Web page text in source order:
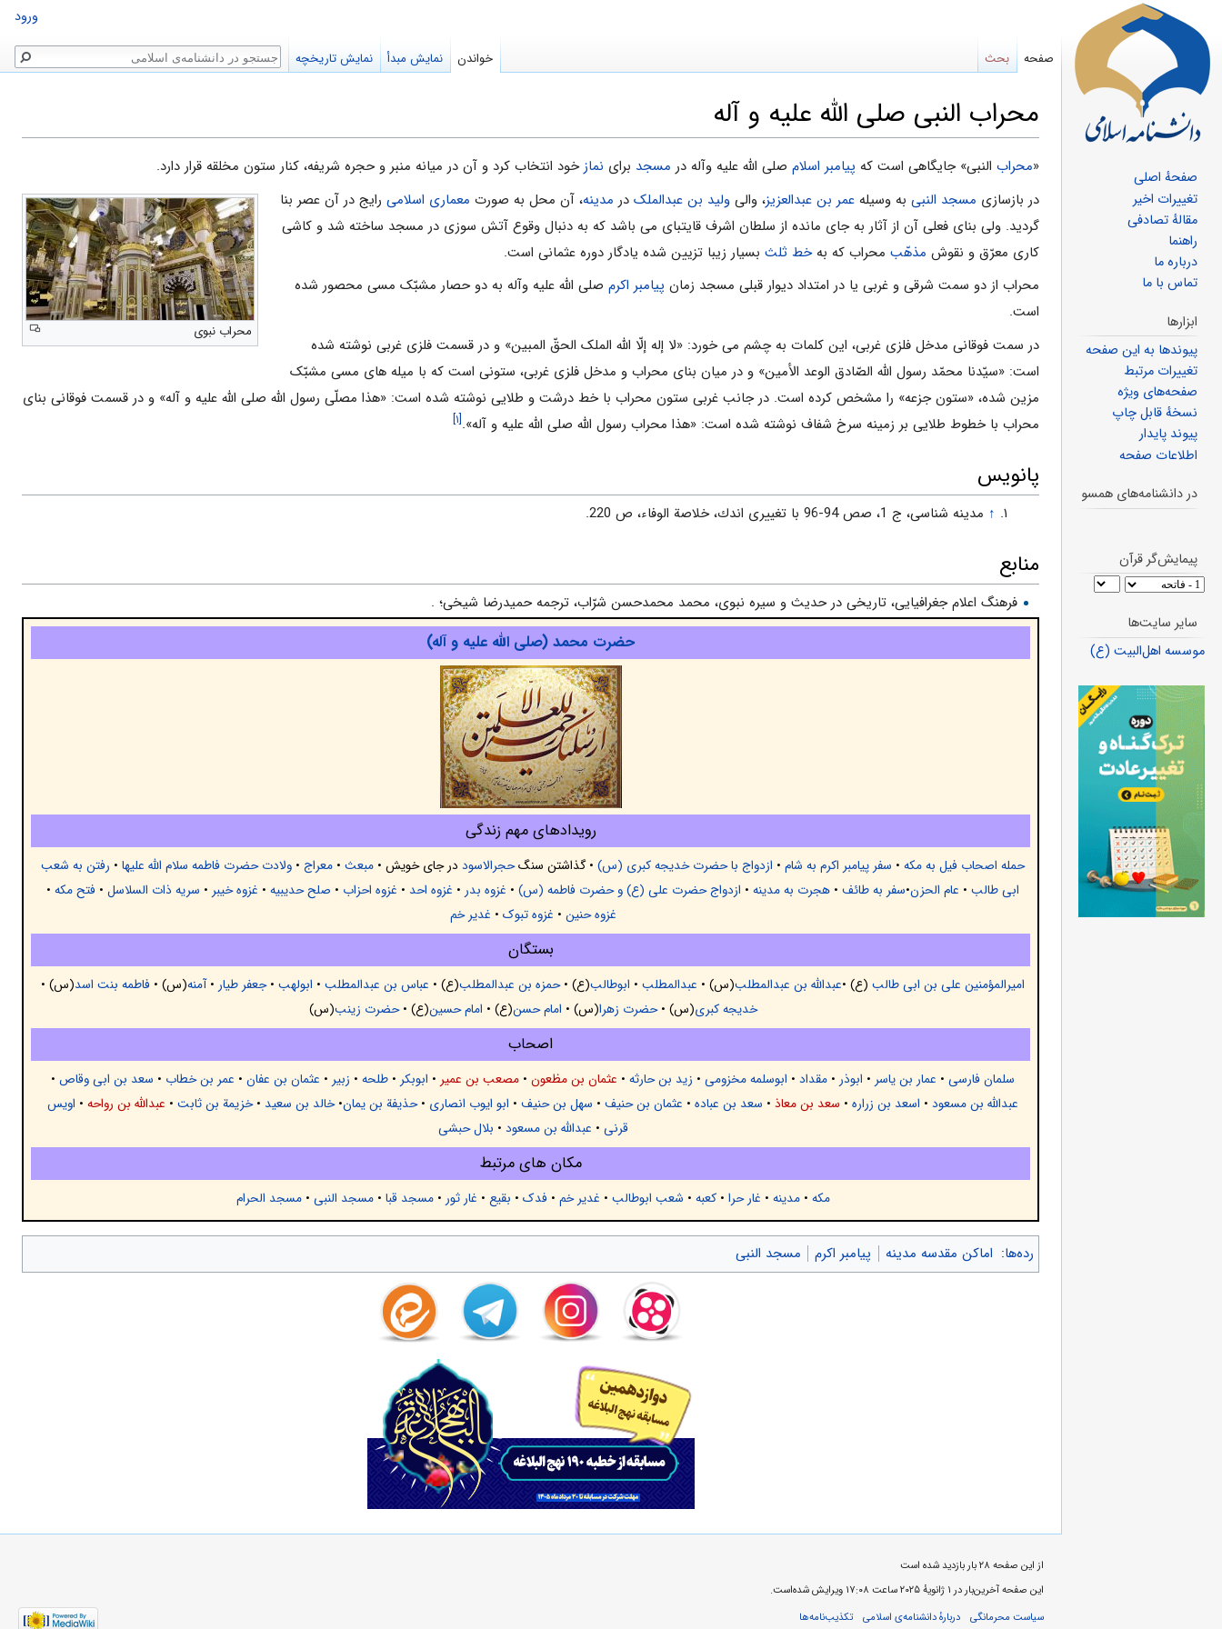
محراب النبى صلى الله عليه و آله
پرش
به
ناوبری
پرش
به
جستجو
«محراب النبی» جایگاهى است که پیامبر اسلام صلى الله علیه وآله در مسجد براى نمازخود انتخاب کرد و آن در میانه منبر و حجره شریفه، کنار ستون مخلقه قرار دارد.
محراب نبوی
در بازسازى مسجد النبى به وسیله عمر بن عبدالعزیز، والى ولید بن عبدالملک در مدینه، آن محل به صورت معمارى اسلامى رایج در آن عصر بنا
گردید. ولى بناى فعلى آن از آثار به جاى مانده از سلطان اشرف قایتباى مى باشد که به دنبال وقوع آتش سوزى در مسجد ساخته شد و کاشى
کارى معرّق و نقوش مذهّب محراب که بهخط ثلث بسیار زیبا تزیین شده یادگار دوره عثمانى است.
محراب از دو سمت شرقى و غربى یا در امتداد دیوار قبلى مسجد زمان پیامبر اکرم صلى الله علیه وآله به دو حصار مشبّک مسى محصور شده
است.
در سمت فوقانى مدخل فلزى غربى، این کلمات به چشم مى خورد: «لا إله إلّا اللّه الملک الحقّ المبین» و در قسمت فلزى غربى نوشته شده
است: «سیّدنا محمّد رسول اللّه الصّادق الوعد الأمین» و در میان بناى محراب و مدخل فلزى غربى، ستونى است که با میله هاى مسى مشبّک
مزین شده، «ستون جزعه» را مشخص کرده است. در جانب غربى ستون محراب با خط درشت و طلایى نوشته شده است: «هذا مصلّى رسول الله صلى الله علیه و آله» و در قسمت فوقانى بناى
محراب با خطوط طلایى بر زمینه سرخ شفاف نوشته شده است: «هذا محراب رسول الله صلى الله علیه و آله».[۱]
پانویس
↑ مدینه شناسى، ج 1، صص 94-96 با تغییرى اندك، خلاصة الوفاء، ص 220.
منابع
فرهنگ اعلام جغرافیایى، تاریخى در حدیث و سیره نبوى، محمد محمدحسن شرّاب، ترجمه حمیدرضا شیخی؛ .
حضرت محمد (صلی الله علیه و آله)
رویدادهای مهم زندگی
حمله اصحاب فیل به مکه • سفر پیامبر اکرم به شام • ازدواج با حضرت خدیجه کبری (س) • گذاشتن سنگحجرالاسود در جای خویش • مبعث • معراج • ولادت حضرت فاطمه سلام الله علیها • رفتن به شعب
ابی طالب • عام الحزن•سفر به طائف • هجرت به مدینه • ازدواج حضرت علی (ع) و حضرت فاطمه (س) • غزوه بدر • غزوه احد • غزوه احزاب • صلح حدیبیه • غزوه خیبر • سریه ذات السلاسل • فتح مکه •
غزوه حنین • غزوه تبوک • غدیر خم
بستگان
امیرالمؤمنین علی بن ابی طالب (ع) •عبدالله بن عبدالمطلب(س) • عبدالمطلب • ابوطالب(ع) •حمزه بن عبدالمطلب(ع) • عباس بن عبدالمطلب • ابولهب •جعفر طیار •آمنه(س) • فاطمه بنت اسد(س) •
خدیجه کبری(س) •حضرت زهرا(س) • امام حسن(ع) • امام حسین(ع) •حضرت زینب(س)
اصحاب
سلمان فارسی • عمار بن یاسر • ابوذر • مقداد • ابوسلمه مخزومی • زيد بن حارثه • عثمان بن مظعون • مصعب بن عمیر • ابوبکر • طلحه • زبیر • عثمان بن عفان • عمر بن خطاب • سعد بن ابی وقاص •
عبدالله بن مسعود • اسعد بن زراره • سعد بن معاذ • سعد بن عباده • عثمان بن حنیف • سهل بن حنیف • ابو ایوب انصاری •حذیفة بن یمان•خالد بن سعيد •خزیمة بن ثابت • عبدالله بن رواحه • اویس
قرنی • عبدالله بن مسعود • بلال حبشی
مکان های مرتبط
مکه •مدینه • غار حرا •کعبه • شعب ابوطالب • غدیر خم •فدک • بقیع • غار ثور •مسجد قبا •مسجد النبی •مسجد الحرام
رده‌ها: اماکن مقدسه مدینه پیامبر اکرم مسجد النبی
ورود
صفحه بحث خواندن نمایش مبدأ نمایش تاریخچه جستجو
صفحهٔ اصلی
تغییرات اخیر
مقالهٔ تصادفی
راهنما
درباره ما
تماس با ما
ابزارها
پیوندها به این صفحه
تغییرات مرتبط
صفحه‌های ویژه
نسخهٔ قابل چاپ
پیوند پایدار
اطلاعات صفحه
در دانشنامه‌های همسو
پیمایش‌گر قرآن
سایر سایت‌ها
موسسه اهل‌البیت (ع)
از این صفحه ۲۸ بار بازدید شده است
این صفحه آخرین‌بار در ‏۱ ژانویهٔ ۲۰۲۵ ساعت ‏۱۷:۰۸ ویرایش شده‌است.
سیاست محرمانگی
دربارهٔ دانشنامه‌ی اسلامی تکذیب‌نامه‌ها